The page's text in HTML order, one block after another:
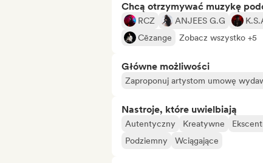
Chcą otrzymywać muzykę
RCZ ANJEES G.G
Cēzange
Zobacz wszystko +5
Główne możliwości
Zaproponuj artystom umowę
Nastroje, które uwielbiają
Autentyczny Kreatywne
Podziemny
Wciągające